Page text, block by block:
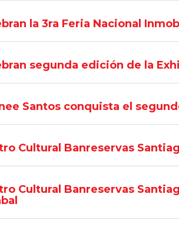
la 3ra Feria Nacional
segunda edición de la
Santos conquista el
Cultural Banreservas
Cultural Banreservas